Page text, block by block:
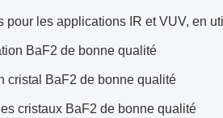
pour les applications IR et VUV, en
BaF2 de bonne qualité
cristal BaF2 de bonne qualité
cristaux BaF2 de bonne qualité